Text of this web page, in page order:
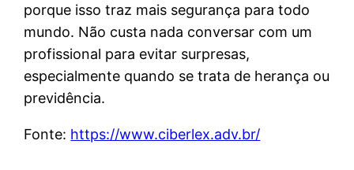
porque isso traz mais segurança para todo
mundo. Não custa nada conversar com um
profissional para evitar surpresas,
especialmente quando se trata de herança ou
previdência.
Fonte: https://www.ciberlex.adv.br/